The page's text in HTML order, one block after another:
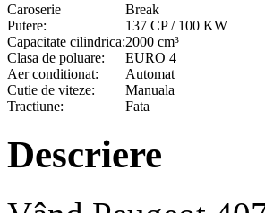
Caroserie
Break
Putere:
137 CP / 100 KW
Capacitate cilindrica:2000 cm³
Clasa de poluare:
EURO 4
Aer conditionat:
Automat
Cutie de viteze:
Manuala
Tractiune:
Fata
Descriere